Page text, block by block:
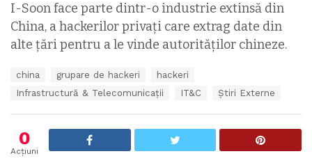
I-Soon face parte dintr-o industrie extinsă din
China, a hackerilor privați care extrag date din
alte țări pentru a le vinde autorităților chineze.
china grupare de hackeri
hackeri
Infrastructură & Telecomunicații
IT&C Știri Externe
0
Acțiuni